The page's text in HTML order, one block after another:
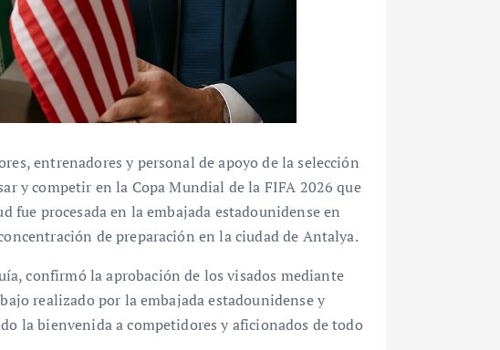
entrenadores y personal de apoyo de la selección
y competir en la Copa Mundial de la FIFA 2026 que
procesada en la embajada estadounidense en
de preparación en la ciudad de Antalya.
confirmó la aprobación de los visados mediante
realizado por la embajada estadounidense y
la bienvenida a competidores y aficionados de todo